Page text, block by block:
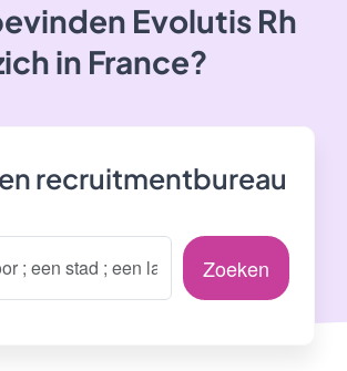
Evolutis Rh
in France?
recruitmentbureau
Zoeken